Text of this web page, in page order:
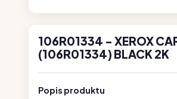
106R01334 - XEROX
(106R01334) BLACK 2K
Popis produktu